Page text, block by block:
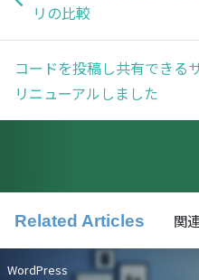
リの比較
コードを投稿し共有できる
リニューアルしました
Related Articles 関
WordPress